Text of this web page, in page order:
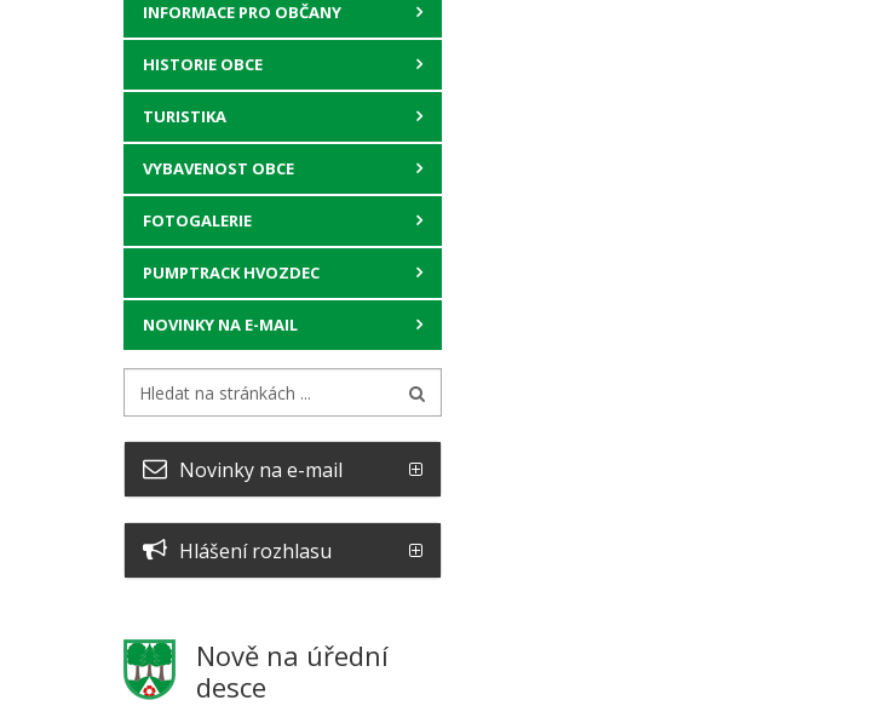
INFORMACE PRO OBČANY
HISTORIE OBCE
TURISTIKA
VYBAVENOST OBCE
FOTOGALERIE
PUMPTRACK HVOZDEC
NOVINKY NA E-MAIL
Novinky na e-mail
Hlášení rozhlasu
Nově na úřední
desce